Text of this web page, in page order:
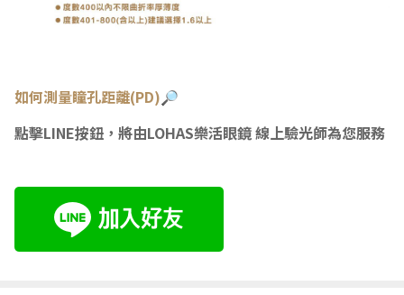
如何測量瞳孔距離(PD)🔎
點擊LINE按鈕，將由LOHAS樂活眼鏡 線上驗光師為您服務